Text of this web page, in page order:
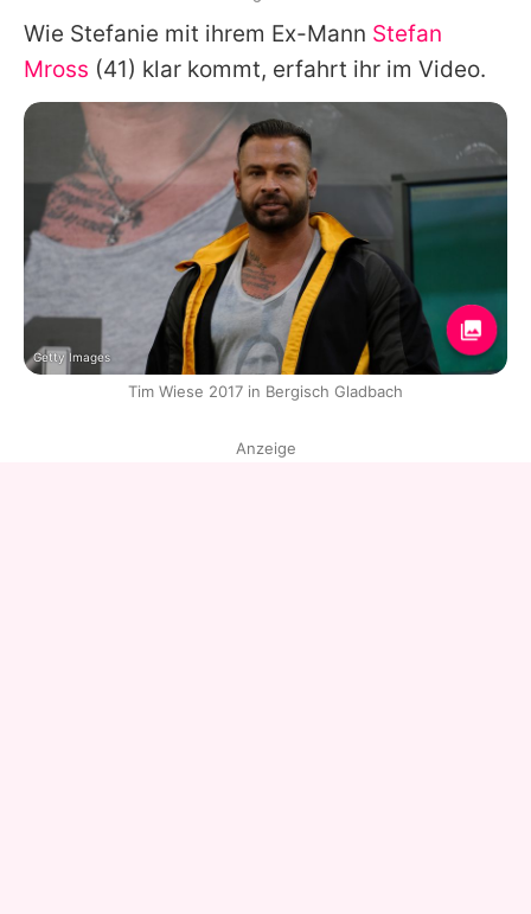
Wie Stefanie mit ihrem Ex-Mann Stefan
Mross (41) klar kommt, erfahrt ihr im Video.
Getty Images
Tim Wiese 2017 in Bergisch Gladbach
Anzeige